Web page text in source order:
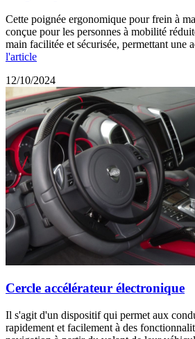
Cette poignée ergonomique pour frein à
conçue pour les personnes à mobilité
main facilitée et sécurisée, permettant une
l'article
12/10/2024
Cercle accélérateur électronique
Il s'agit d'un dispositif qui permet aux
rapidement et facilement à des